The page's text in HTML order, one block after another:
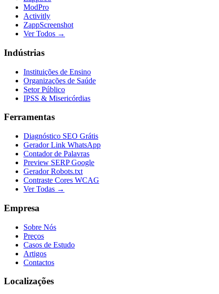
ModPro
Activitly
ZappScreenshot
Ver Todos →
Indústrias
Instituições de Ensino
Organizações de Saúde
Setor Público
IPSS & Misericórdias
Ferramentas
Diagnóstico SEO Grátis
Gerador Link WhatsApp
Contador de Palavras
Preview SERP Google
Gerador Robots.txt
Contraste Cores WCAG
Ver Todas →
Empresa
Sobre Nós
Preços
Casos de Estudo
Artigos
Contactos
Localizações